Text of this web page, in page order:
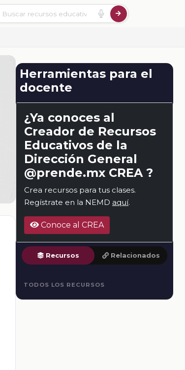
Herramientas para el
docente
¿Ya conoces al
Creador de Recursos
Educativos de la
Dirección General
@prende.mx CREA ?
Crea recursos para tus clases.
Regístrate en la NEMD aquí.
Conoce al CREA
Recursos Relacionados
TODOS LOS RECURSOS